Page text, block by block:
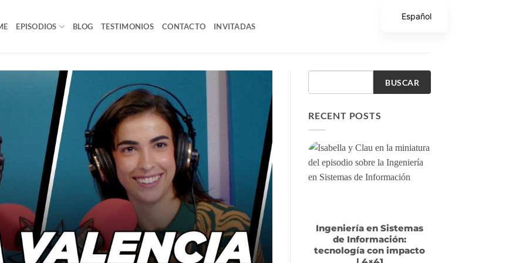
EPISODIOS BLOG TESTIMONIOS CONTACTO INVITADAS
BUSCAR
RECENT POSTS
Ingeniería en Sistemas
de Información:
tecnología con impacto
Español